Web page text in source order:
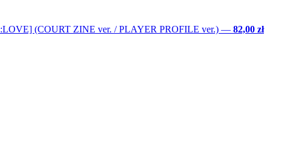
(COURT ZINE ver. / PLAYER PROFILE ver.) — 82,00 zł